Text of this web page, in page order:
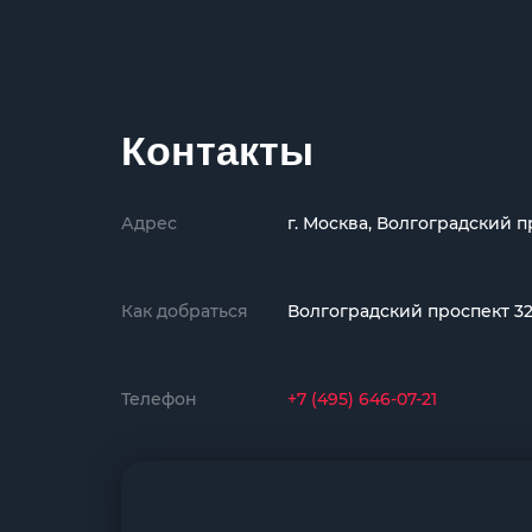
Контакты
Адрес г. Москва, Волгоградский
Как добраться Волгоградский проспект
Телефон +7 (495) 646-07-21